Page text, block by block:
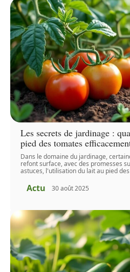
Les secrets de jardinage :
pied des tomates
Dans le domaine du jardinage,
refont surface, avec des promesses
astuces, l'utilisation du lait au pied
Actu 30 août 2025